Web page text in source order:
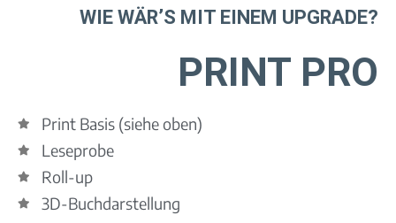
WIE WÄR’S MIT EINEM UPGRADE?
PRINT PRO
Print Basis (siehe oben)
Leseprobe
Roll-up
3D-Buchdarstellung